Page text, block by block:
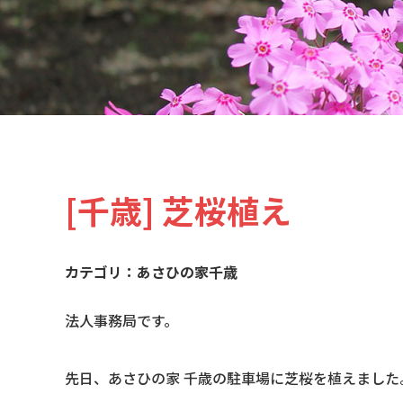
[千歳] 芝桜植え
あさひの家千歳
法人事務局です。
先日、あさひの家 千歳の駐車場に芝桜を植えまし